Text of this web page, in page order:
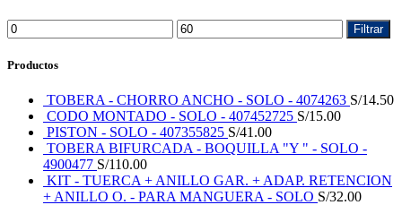
Filtrar
Productos
TOBERA - CHORRO ANCHO - SOLO - 4074263 S/14.50
CODO MONTADO - SOLO - 407452725 S/15.00
PISTON - SOLO - 407355825 S/41.00
TOBERA BIFURCADA - BOQUILLA "Y " - SOLO -
4900477 S/110.00
KIT - TUERCA + ANILLO GAR. + ADAP. RETENCION
+ ANILLO O. - PARA MANGUERA - SOLO S/32.00